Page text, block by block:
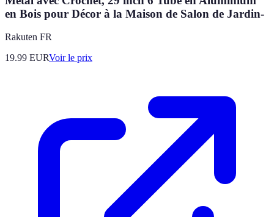
en Bois pour Décor à la Maison de Salon de Jardin-
Rakuten FR
19.99 EURVoir le prix